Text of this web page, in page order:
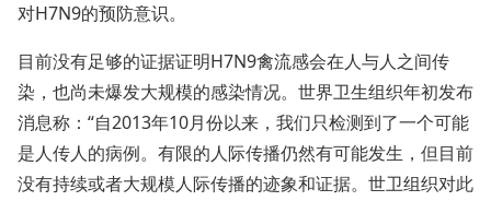
对H7N9的预防意识。
目前没有足够的证据证明H7N9禽流感会在人与人之间传
染，也尚未爆发大规模的感染情况。世界卫生组织年初发布
消息称：“自2013年10月份以来，我们只检测到了一个可能
是人传人的病例。有限的人际传播仍然有可能发生，但目前
没有持续或者大规模人际传播的迹象和证据。世卫组织对此